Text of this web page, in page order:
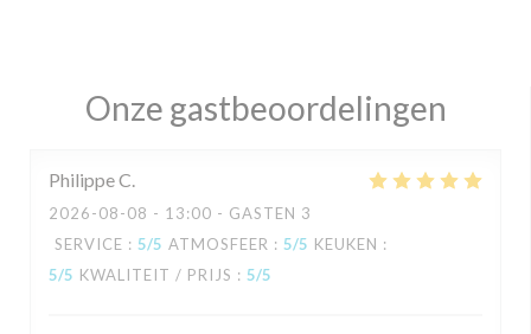
Onze gastbeoordelingen
PhilippeC
2026-08-08 - 13:00 - GASTEN 3
SERVICE : 5/5 ATMOSFEER : 5/5 KEUKEN :
5/5 KWALITEIT / PRIJS : 5/5